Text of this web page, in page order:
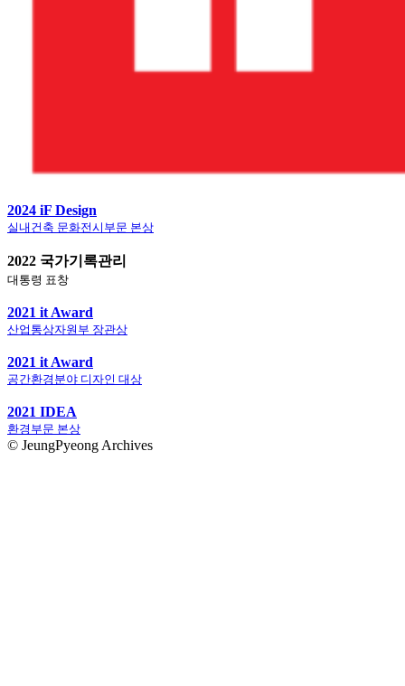
2024 iF Design
실내건축 문화전시부문 본상
2022 국가기록관리
대통령 표창
2021 it Award
산업통상자원부 장관상
2021 it Award
공간환경분야 디자인 대상
2021 IDEA
환경부문 본상
© JeungPyeong Archives